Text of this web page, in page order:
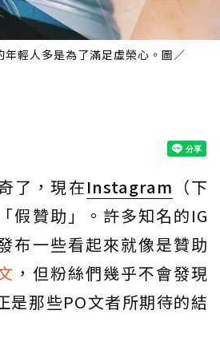
輕人多是為了滿足虛榮心。圖／
了，現在Instagram （下
假贊助」。許多知名的IG
布一些看起來就像是贊助
，但粉絲們幾乎不會發現
是那些PO文者所期待的結